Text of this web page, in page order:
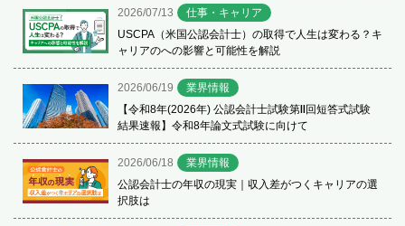
2026/07/13
仕事・キャリア
USCPA（米国公認会計士）の取得で人生は変わる？キ
ャリアのへの影響と可能性を解説
2026/06/19
業界情報
【令和8年(2026年) 公認会計士試験第Ⅱ回短答式試験
結果速報】令和8年論文式試験に向けて
2026/06/18
業界情報
公認会計士の年収の現実｜収入差がつくキャリアの選
択肢は